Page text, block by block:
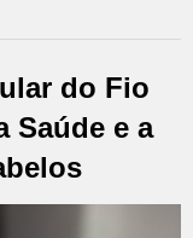
do Fio
Saúde e a